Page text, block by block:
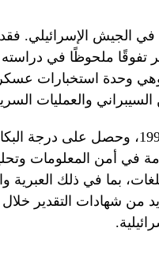
الجيش الإسرائيلي.
تفوقًا ملحوظًا في
إيغس إلى الوحدة 8200، وهي وحدة
والعمليات
ولد إيغس في مدينة حيفا عام
في أمن المعلومات
بما في ذلك العبرية
من شهادات التقدير